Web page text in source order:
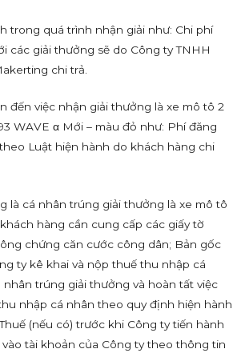
trong quá trình nhận giải như: Chi phí
các giải thưởng sẽ do Công ty TNHH
chi trả.
đến việc nhận giải thưởng là xe mô tô 2
WAVE α Mới – màu đỏ như: Phí đăng
Luật hiện hành do khách hàng chi
là cá nhân trúng giải thưởng là xe mô tô
hàng cần cung cấp các giấy tờ
chứng căn cước công dân; Bản gốc
ty kê khai và nộp thuế thu nhập cá
nhân trúng giải thưởng và hoàn tất việc
nhập cá nhân theo quy định hiện hành
(nếu có) trước khi Công ty tiến hành
tài khoản của Công ty theo thông tin